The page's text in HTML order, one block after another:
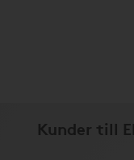
Kunder till